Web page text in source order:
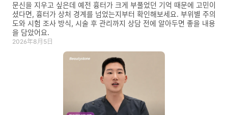
문신을 지우고 싶은데 예전 흉터가 크게 부풀었던 기억 때문에 고민이
셨다면, 흉터가 상처 경계를 넘었는지부터 확인해보세요. 부위별 주의
도와 시험 조사 방식, 시술 후 관리까지 상담 전에 알아두면 좋을 내용
을 담았어요.
2026年8月5日